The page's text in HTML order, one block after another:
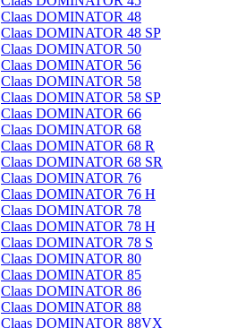
Claas DOMINATOR 48
Claas DOMINATOR 48 SP
Claas DOMINATOR 50
Claas DOMINATOR 56
Claas DOMINATOR 58
Claas DOMINATOR 58 SP
Claas DOMINATOR 66
Claas DOMINATOR 68
Claas DOMINATOR 68 R
Claas DOMINATOR 68 SR
Claas DOMINATOR 76
Claas DOMINATOR 76 H
Claas DOMINATOR 78
Claas DOMINATOR 78 H
Claas DOMINATOR 78 S
Claas DOMINATOR 80
Claas DOMINATOR 85
Claas DOMINATOR 86
Claas DOMINATOR 88
Claas DOMINATOR 88VX